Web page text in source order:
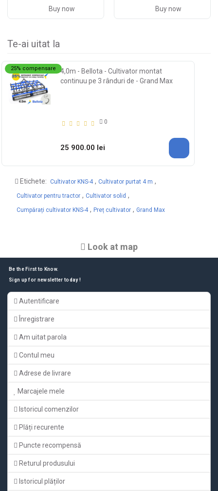
Buy now Buy now
Te-ai uitat la
25% compensare
4,0m - Bellota - Cultivator montat
continuu pe 3 rânduri de - Grand Max
0
25 900.00 lei
Etichete: Cultivator KNS-4 , Cultivator purtat 4 m ,
Cultivator pentru tractor , Cultivator solid ,
Cumpărați cultivator KNS-4 , Preț cultivator , Grand Max
Look at map
Be the First to Know.
Sign up for newsletter today !
Autentificare
Înregistrare
Am uitat parola
Contul meu
Adrese de livrare
Marcajele mele
Istoricul comenzilor
Plăți recurente
Puncte recompensă
Returul produsului
Istoricul plăților